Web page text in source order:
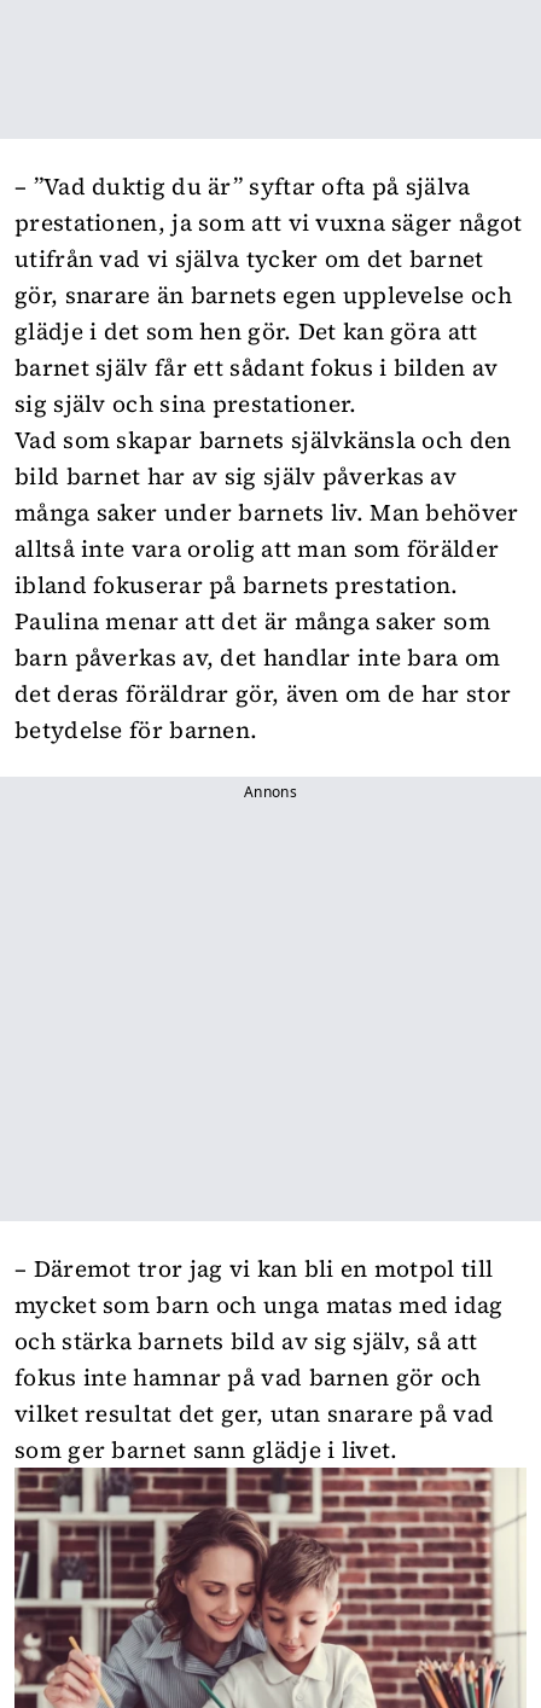
– ”Vad duktig du är” syftar ofta på själva
prestationen, ja som att vi vuxna säger något
utifrån vad vi själva tycker om det barnet
gör, snarare än barnets egen upplevelse och
glädje i det som hen gör. Det kan göra att
barnet själv får ett sådant fokus i bilden av
sig själv och sina prestationer.
Vad som skapar barnets självkänsla och den
bild barnet har av sig själv påverkas av
många saker under barnets liv. Man behöver
alltså inte vara orolig att man som förälder
ibland fokuserar på barnets prestation.
Paulina menar att det är många saker som
barn påverkas av, det handlar inte bara om
det deras föräldrar gör, även om de har stor
betydelse för barnen.
Annons
– Däremot tror jag vi kan bli en motpol till
mycket som barn och unga matas med idag
och stärka barnets bild av sig själv, så att
fokus inte hamnar på vad barnen gör och
vilket resultat det ger, utan snarare på vad
som ger barnet sann glädje i livet.